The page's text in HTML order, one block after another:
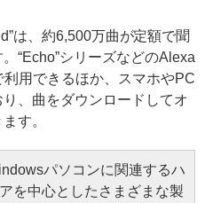
は、約6,500万曲が定額で聞
“Echo”シリーズなどのAlexa
用できるほか、スマホやPC
、曲をダウンロードしてオ
す。
パソコンに関連するハ
を中心としたさまざまな製